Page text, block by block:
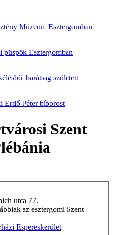
Múzeum Esztergomban
püspök Esztergomban
barátság született
Erdő Péter bíborost
Szent
utca 77.
Espereskerület